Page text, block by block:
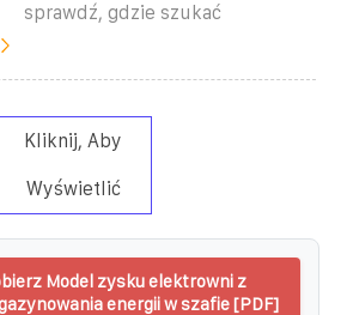
sprawdź, gdzie szukać
Kliknij, Aby
Wyświetlić
Model zysku elektrowni z
energii w szafie [PDF]